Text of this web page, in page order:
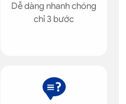
Dễ dàng nhanh chóng
chỉ 3 bước